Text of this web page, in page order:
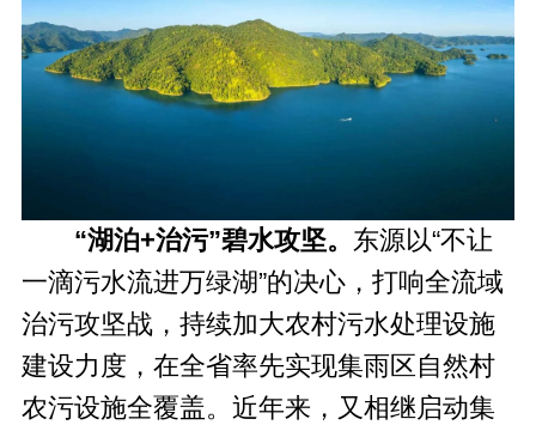
“湖泊+治污”碧水攻坚。 东源以“不让
一滴污水流进万绿湖”的决心，打响全流域
治污攻坚战，持续加大农村污水处理设施
建设力度，在全省率先实现集雨区自然村
农污设施全覆盖。近年来，又相继启动集